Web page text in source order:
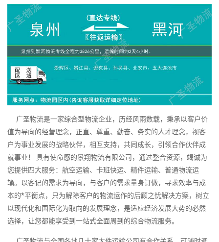
广圣物流是一家综合型物流企业，历经风雨数载，秉承以客户价
值为导向的经营理念，正直、尊重、勤奋、务实的人才理念，视客
户为事业发展的战略伙伴，相互支持，共同成长，引领合作伙伴成
就事业！ 具有使命感的景翔物流有限公司，通过整合资源，竭诚为
您提供四大服务：航空运输、卡班快运、精件运输、普通物流运
输。以客记的需求为导向，与客户的需求量身订做，寻求效率与成
本的*平衡点，只为解除客户的物流运作的后顾之忧解决方案，树立
以现代化和国际化为取向的发展理念，是适应经济发展大势的必然
选择，让您都能享受到一站式全面周到的综合物流服务。